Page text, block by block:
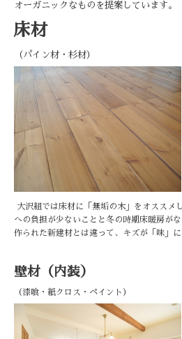
オーガニックなものを提案しています。
床材
（パイン材・杉材）
大沢組では床材に「無垢の木」をオススメ
への負担が少ないことと冬の時期床暖房が
作られた新建材とは違って、キズが「味」
壁材（内装）
（漆喰・紙クロス・ペイント）